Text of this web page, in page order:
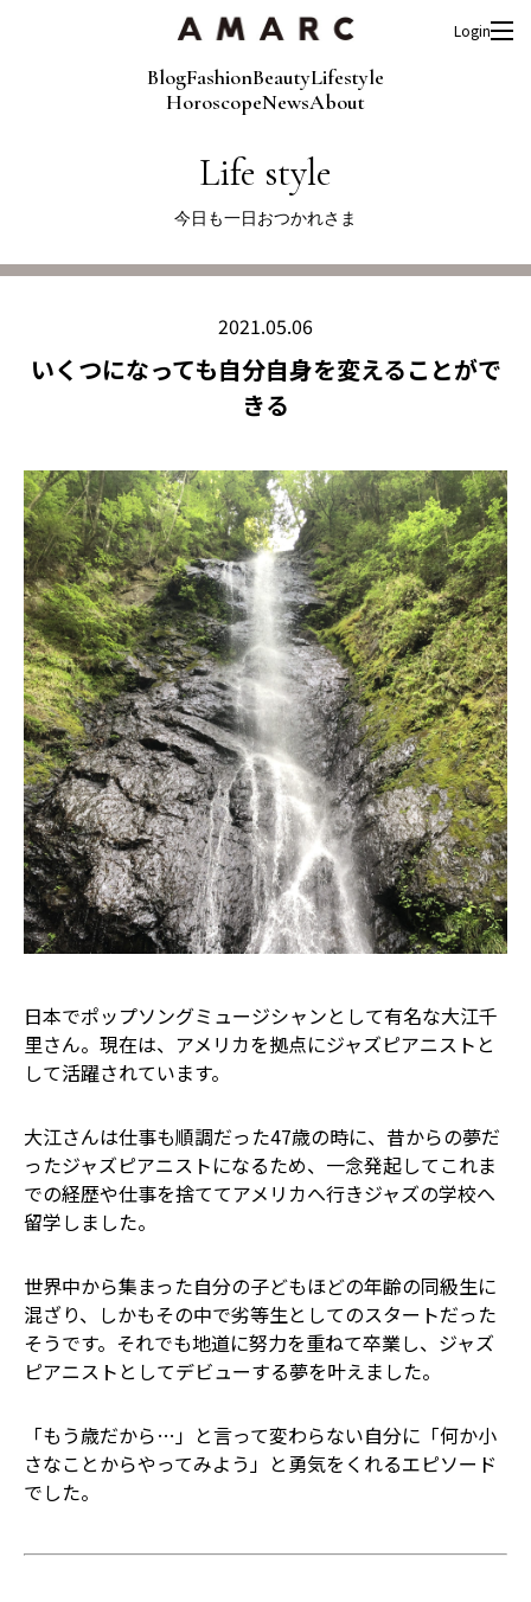
BlogFashionBeautyLifestyle
HoroscopeNewsAbout
Login
Life style
今日も一日おつかれさま
2021.05.06
いくつになっても自分自身を変えることがで
きる
日本でポップソングミュージシャンとして有名な大江千
里さん。現在は、アメリカを拠点にジャズピアニストと
して活躍されています。
大江さんは仕事も順調だった47歳の時に、昔からの夢だ
ったジャズピアニストになるため、一念発起してこれま
での経歴や仕事を捨ててアメリカへ行きジャズの学校へ
留学しました。
世界中から集まった自分の子どもほどの年齢の同級生に
混ざり、しかもその中で劣等生としてのスタートだった
そうです。それでも地道に努力を重ねて卒業し、ジャズ
ピアニストとしてデビューする夢を叶えました。
「もう歳だから…」と言って変わらない自分に「何か小
さなことからやってみよう」と勇気をくれるエピソード
でした。